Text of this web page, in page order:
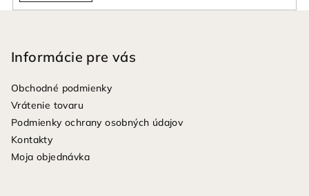
Informácie pre vás
Obchodné podmienky
Vrátenie tovaru
Podmienky ochrany osobných údajov
Kontakty
Moja objednávka